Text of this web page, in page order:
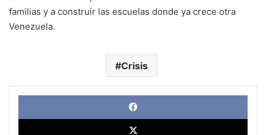
familias y a construir las escuelas donde ya crece otra
Venezuela.
Crisis
X